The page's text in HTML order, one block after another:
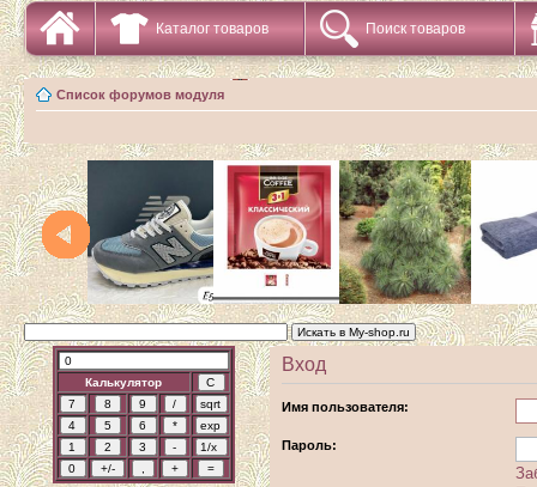
Каталог товаров Поиск товаров
Список форумов модуля
Калькулятор
Вход
Имя пользователя:
Пароль: